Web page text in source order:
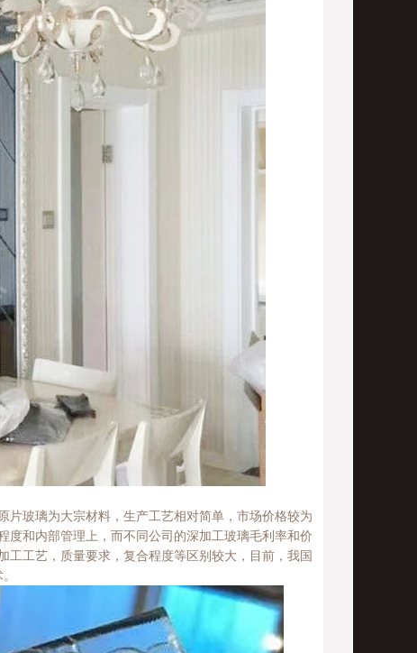
玻璃为大宗材料，生产工艺相对简单，市场价格较为
和内部管理上，而不同公司的深加工玻璃毛利率和价
工艺，质量要求，复合程度等区别较大，目前，我国